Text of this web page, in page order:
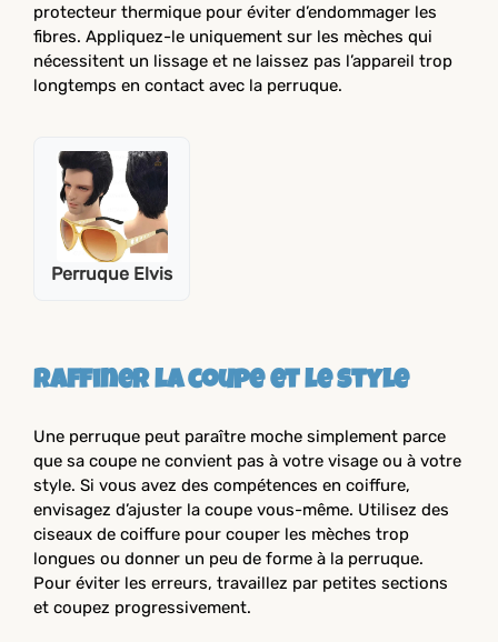
protecteur thermique pour éviter d’endommager les
fibres. Appliquez-le uniquement sur les mèches qui
nécessitent un lissage et ne laissez pas l’appareil trop
longtemps en contact avec la perruque.
Perruque Elvis
Raffiner la coupe et le style
Une perruque peut paraître moche simplement parce
que sa coupe ne convient pas à votre visage ou à votre
style. Si vous avez des compétences en coiffure,
envisagez d’ajuster la coupe vous-même. Utilisez des
ciseaux de coiffure pour couper les mèches trop
longues ou donner un peu de forme à la perruque.
Pour éviter les erreurs, travaillez par petites sections
et coupez progressivement.